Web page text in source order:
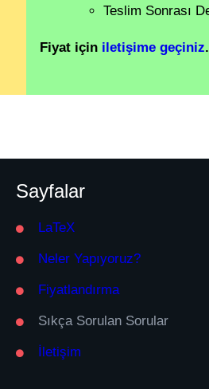
Teslim Sonrası
Fiyat için iletişime geçiniz.
Sayfalar
LaTeX
Neler Yapıyoruz?
Fiyatlandırma
Sıkça Sorulan Sorular
İletişim